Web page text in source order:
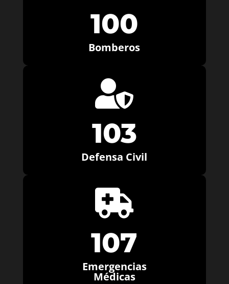
100
Bomberos

103
Defensa Civil

107
Emergencias
Médicas